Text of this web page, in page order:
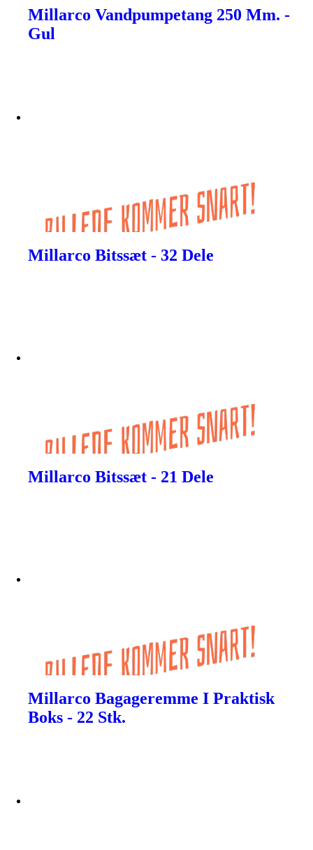
Millarco Vandpumpetang 250 Mm. -
Gul
Millarco Bitssæt - 32 Dele
Millarco Bitssæt - 21 Dele
Millarco Bagageremme I Praktisk
Boks - 22 Stk.